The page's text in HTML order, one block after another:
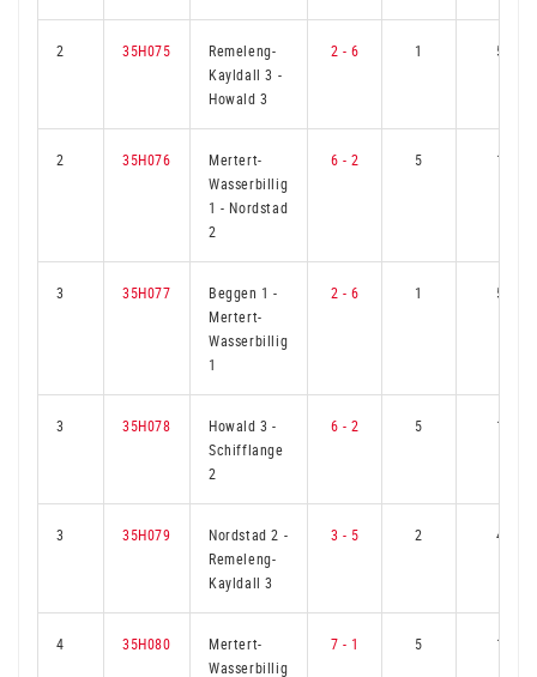
2 35H075
Remeleng-
Kayldall 3 -
Howald 3
2 - 6 1 5
2 35H076
Mertert-
Wasserbillig
1- Nordstad
2
6 - 2 5 1
3 35H077 Beggen 1-
Mertert-
Wasserbillig
1
2 - 6 1 5
3 35H078 Howald 3-
Schifflange
2
6 - 2 5 1
3 35H079 Nordstad 2 -
Remeleng-
Kayldall 3
3 - 5 2 4
4 35H080
Mertert-
Wasserbillig
7 - 1 5 1